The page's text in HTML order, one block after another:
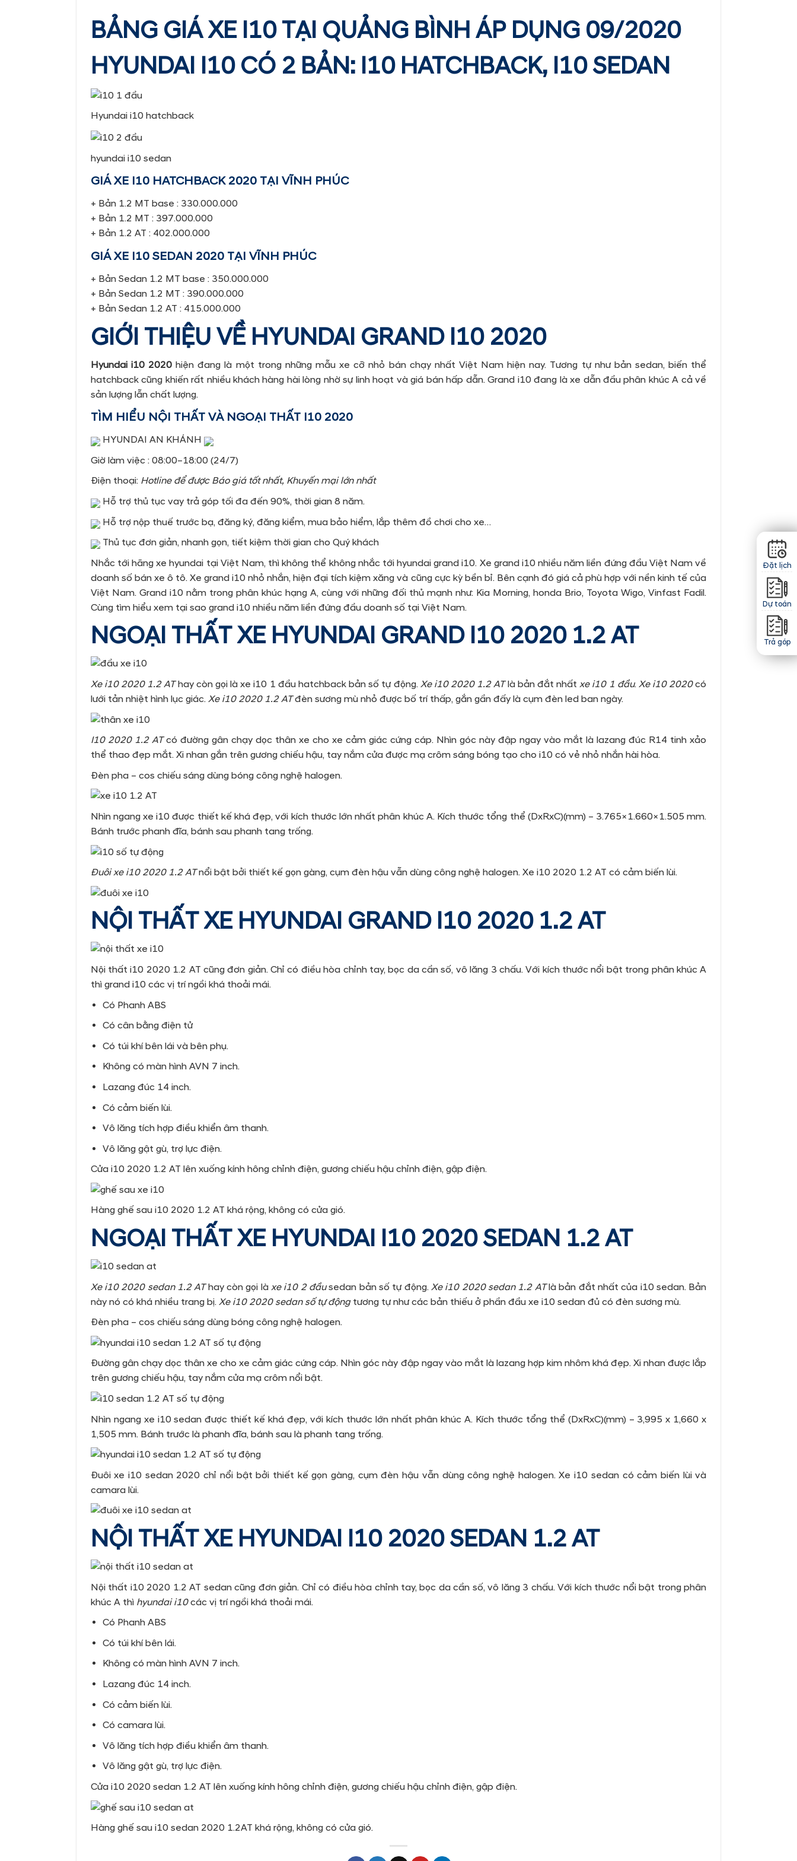
BẢNG GIÁ XE I10 TẠI QUẢNG BÌNH ÁP DỤNG 09/2020
HYUNDAI I10 CÓ 2 BẢN: I10 HATCHBACK, I10 SEDAN
Hyundai i10 hatchback
hyundai i10 sedan
GIÁ XE I10 HATCHBACK 2020 TẠI VĨNH PHÚC
+ Bản 1.2 MT base : 330.000.000
+ Bản 1.2 MT : 397.000.000
+ Bản 1.2 AT : 402.000.000
GIÁ XE I10 SEDAN 2020 TẠI VĨNH PHÚC
+ Bản Sedan 1.2 MT base : 350.000.000
+ Bản Sedan 1.2 MT : 390.000.000
+ Bản Sedan 1.2 AT : 415.000.000
GIỚI THIỆU VỀ HYUNDAI GRAND I10 2020
Hyundai i10 2020hiện đang là một trong những mẫu xe cỡ nhỏ bán chạy nhất Việt Nam hiện nay. Tương tự như bản sedan, biến thể
hatchback cũng khiến rất nhiều khách hàng hài lòng nhờ sự linh hoạt và giá bán hấp dẫn. Grand i10 đang là xe dẫn đầu phân khúc A cả về
sản lượng lẫn chất lượng.
TÌM HIỂU NỘI THẤT VÀ NGOẠI THẤT I10 2020
HYUNDAI AN KHÁNH
Giờ làm việc : 08:00–18:00 (24/7)
Điện thoại: Hotline để được Báo giá tốt nhất, Khuyến mại lớn nhất
Hỗ trợ thủ tục vay trả góp tối đa đến 90%, thời gian 8 năm.
Hỗ trợ nộp thuế trước bạ, đăng ký, đăng kiểm, mua bảo hiểm, lắp thêm đồ chơi cho xe…
Thủ tục đơn giản, nhanh gọn, tiết kiệm thời gian cho Quý khách
Nhắc tới hãng xe hyundai tại Việt Nam, thì không thể không nhắc tới hyundai grand i10. Xe grand i10 nhiều năm liền đứng đầu Việt Nam về
doanh số bán xe ô tô. Xe grand i10 nhỏ nhắn, hiện đại tích kiệm xăng và cũng cực kỳ bền bỉ. Bên cạnh đó giá cả phù hợp với nền kinh tế của
Việt Nam. Grand i10 nằm trong phân khúc hạng A, cùng với những đối thủ mạnh như: Kia Morning, honda Brio, Toyota Wigo, Vinfast Fadil.
Cùng tìm hiểu xem tại sao grand i10 nhiều năm liền đứng đầu doanh số tại Việt Nam.
NGOẠI THẤT XE HYUNDAI GRAND I10 2020 1.2 AT
Xe i10 2020 1.2 AThay còn gọi là xe i10 1 đầu hatchback bản số tự động. Xe i10 2020 1.2 ATlà bản đắt nhấtxe i10 1 đầu. Xe i10 2020có
lưới tản nhiệt hình lục giác. Xe i10 2020 1.2 ATđèn sương mù nhỏ được bố trí thấp, gắn gần đấy là cụm đèn led ban ngày.
I10 2020 1.2 ATcó đường gân chạy dọc thân xe cho xe cảm giác cứng cáp. Nhìn góc này đập ngay vào mắt là lazang đúc R14 tinh xảo
thể thao đẹp mắt. Xi nhan gắn trên gương chiếu hậu, tay nắm cửa được mạ crôm sáng bóng tạo cho i10 có vẻ nhỏ nhắn hài hòa.
Đèn pha – cos chiếu sáng dùng bóng công nghệ halogen.
Nhìn ngang xe i10 được thiết kế khá đẹp, với kích thước lớn nhất phân khúc A. Kích thước tổng thể (DxRxC)(mm) – 3.765×1.660×1.505 mm.
Bánh trước phanh đĩa, bánh sau phanh tang trống.
Đuôi xe i10 2020 1.2 ATnổi bật bởi thiết kế gọn gàng, cụm đèn hậu vẫn dùng công nghệ halogen. Xe i10 2020 1.2 AT có cảm biến lùi.
NỘI THẤT XE HYUNDAI GRAND I10 2020 1.2 AT
Nội thất i10 2020 1.2 AT cũng đơn giản. Chỉ có điều hòa chỉnh tay, bọc da cần số, vô lăng 3 chấu. Với kích thước nổi bật trong phân khúc A
thì grand i10 các vị trí ngồi khá thoải mái.
Có Phanh ABS
Có cân bằng điện tử
Có túi khí bên lái và bên phụ.
Không có màn hình AVN 7 inch.
Lazang đúc 14 inch.
Có cảm biến lùi.
Vô lăng tích hợp điều khiển âm thanh.
Vô lăng gật gù, trợ lực điện.
Cửa i10 2020 1.2 AT lên xuống kính hông chỉnh điện, gương chiếu hậu chỉnh điện, gập điện.
Hàng ghế sau i10 2020 1.2 AT khá rộng, không có cửa gió.
NGOẠI THẤT XE HYUNDAI I10 2020 SEDAN 1.2 AT
Xe i10 2020 sedan 1.2 AThay còn gọi làxe i10 2 đầusedan bản số tự động.Xe i10 2020 sedan 1.2 ATlà bản đắt nhất của i10 sedan. Bản
này nó có khá nhiều trang bị. Xe i10 2020 sedan số tự động tương tự như các bản thiếu ở phần đầu xe i10 sedan đủ có đèn sương mù.
Đèn pha – cos chiếu sáng dùng bóng công nghệ halogen.
Đường gân chạy dọc thân xe cho xe cảm giác cứng cáp. Nhìn góc này đập ngay vào mắt là lazang hợp kim nhôm khá đẹp. Xi nhan được lắp
trên gương chiếu hậu, tay nắm cửa mạ crôm nổi bật.
Nhìn ngang xe i10 sedan được thiết kế khá đẹp, với kích thước lớn nhất phân khúc A. Kích thước tổng thể (DxRxC)(mm) – 3,995 x 1,660 x
1,505 mm. Bánh trước là phanh đĩa, bánh sau là phanh tang trống.
Đuôi xe i10 sedan 2020 chỉ nổi bật bởi thiết kế gọn gàng, cụm đèn hậu vẫn dùng công nghệ halogen. Xe i10 sedan có cảm biến lùi và
camara lùi.
NỘI THẤT XE HYUNDAI I10 2020 SEDAN 1.2 AT
Nội thất i10 2020 1.2 AT sedan cũng đơn giản. Chỉ có điều hòa chỉnh tay, bọc da cần số, vô lăng 3 chấu. Với kích thước nổi bật trong phân
khúc A thì hyundai i10các vị trí ngồi khá thoải mái.
Có Phanh ABS
Có túi khí bên lái.
Không có màn hình AVN 7 inch.
Lazang đúc 14 inch.
Có cảm biến lùi.
Có camara lùi.
Vô lăng tích hợp điều khiển âm thanh.
Vô lăng gật gù, trợ lực điện.
Cửa i10 2020 sedan 1.2 AT lên xuống kính hông chỉnh điện, gương chiếu hậu chỉnh điện, gập điện.
Hàng ghế sau i10 sedan 2020 1.2AT khá rộng, không có cửa gió.
Đặt lịch
Dự toán
Trả góp